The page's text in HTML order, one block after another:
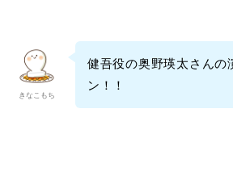
きなこもち
健吾役の奥野瑛太さんの
ン！！